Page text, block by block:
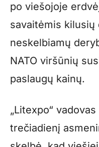
po viešojoje
savaitėmis kilusių
neskelbiamų
NATO viršūnių
paslaugų kainų.
„Litexpo“
trečiadienį